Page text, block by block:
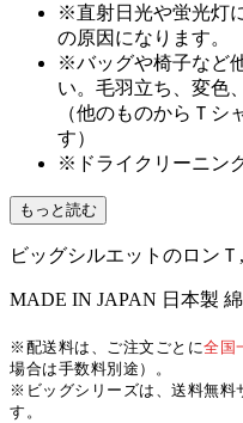
※直射日光や蛍光灯
の原因になります。
※バッグや椅子など
い。毛羽立ち、変色
（他のものからＴシ
す）
※ドライクリーニン
もっと読む
ビッグシルエットのロン
MADE IN JAPAN 日本製
※配送料は、ご注文ごとに全国
場合は手数料別途）。
※ビッグシリーズは、送料無料
す。